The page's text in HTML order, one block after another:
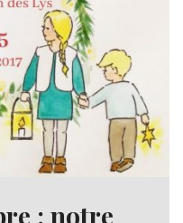
: notre